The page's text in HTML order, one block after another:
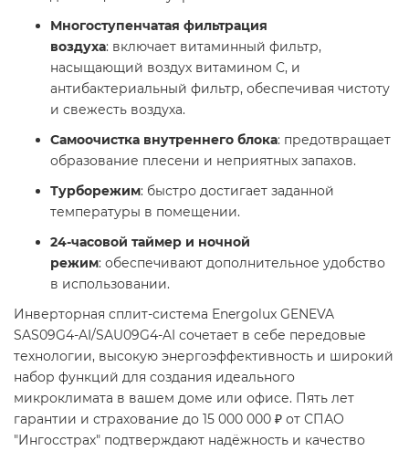
Многоступенчатая фильтрация
воздуха: включает витаминный фильтр,
насыщающий воздух витамином C, и
антибактериальный фильтр, обеспечивая чистоту
и свежесть воздуха.​
Самоочистка внутреннего блока: предотвращает
образование плесени и неприятных запахов.​
Турборежим: быстро достигает заданной
температуры в помещении.​
24-часовой таймер и ночной
режим: обеспечивают дополнительное удобство
в использовании. ​
Инверторная сплит-система Energolux GENEVA
SAS09G4-AI/SAU09G4-AI сочетает в себе передовые
технологии, высокую энергоэффективность и широкий
набор функций для создания идеального
микроклимата в вашем доме или офисе. Пять лет
гарантии и страхование до 15 000 000 ₽ от СПАО
"Ингосстрах" подтверждают надёжность и качество